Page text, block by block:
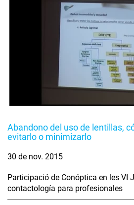
Abandono del uso de lentillas,
evitarlo o minimizarlo
30 de nov. 2015
Participació de Conóptica en les VI
contactología para profesionales